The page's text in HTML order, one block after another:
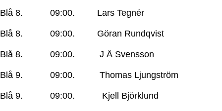
Blå 8. 09:00. Lars Tegnér
Blå 8. 09:00. Göran Rundqvist
Blå 8. 09:00. J Å Svensson
Blå 9. 09:00. Thomas Ljungström
Blå 9. 09:00. Kjell Björklund